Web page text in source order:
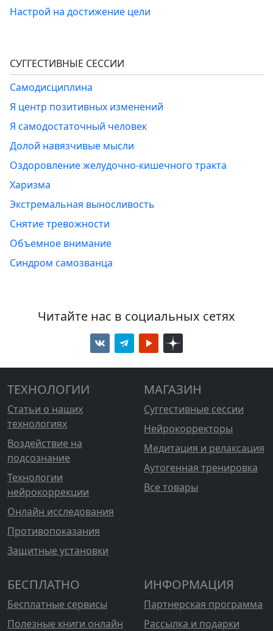
Настрой на достижение цели
СУГГЕСТИВНЫЕ СЕССИИ
Самодисциплина
Я центр позитивных изменений
Я самодостаточный человек
Долой навязчивые мысли
Оздоровление желудочно-кишечного тракта
Харизма
Экстремальная выносливость
Снятие тревожности
Объемное внимание
Синдром самозванца
Читайте нас в социальных сетях
ТЕХНОЛОГИИ
Статьи о наших
технологиях
Воздействие на
подсознание
Технологии
нейрокоррекции
Онлайн исследования
Противопоказания
Защитные установки
МАГАЗИН
Суггестивные сессии
Нейрокорректоры
Медитация и релаксация
Аутогенная тренировка
Все товары
БЕСПЛАТНО
Бесплатные сервисы
Полезные книги онлайн
ИНФОРМАЦИЯ
Партнерская программа
Рассылка и подарки